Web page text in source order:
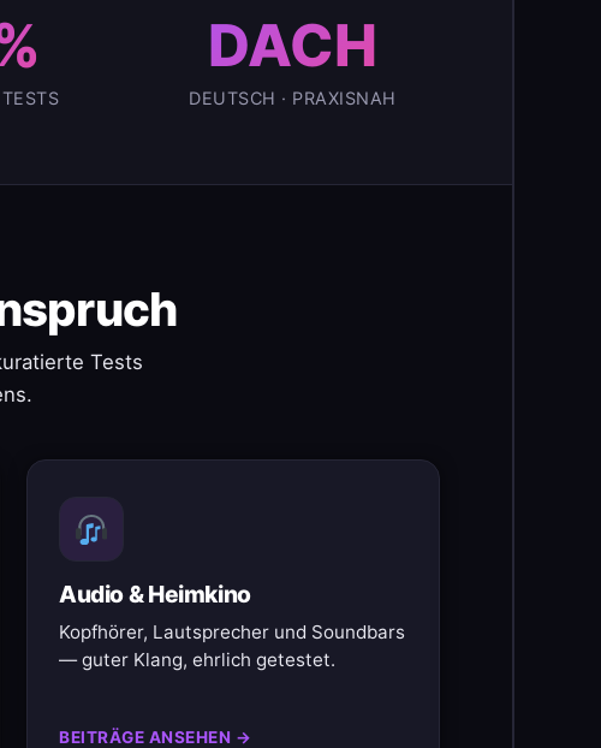
DACH
DEUTSCH · PRAXISNAH
Tests
Audio & Heimkino
Kopfhörer, Lautsprecher und Soundbars
— guter Klang, ehrlich getestet.
BEITRÄGE ANSEHEN →